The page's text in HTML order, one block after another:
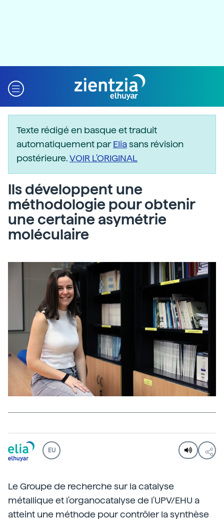
Texte rédigé en basque et traduit
automatiquement parEliasans révision
postérieure.VOIR L'ORIGINAL
Ils développent une
méthodologie pour obtenir
une certaine asymétrie
moléculaire
EU
Le Groupe de recherche sur la catalyse
métallique et l'organocatalyse de l'UPV/EHU a
atteint une méthode pour contrôler la synthèse